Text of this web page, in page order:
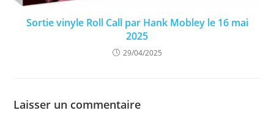
Sortie vinyle Roll Call par Hank Mobley le 16 mai
2025
29/04/2025
Laisser un commentaire